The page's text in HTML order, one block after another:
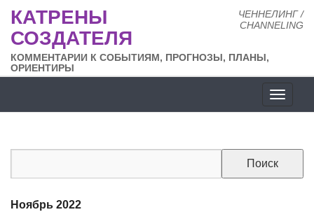
ЧЕННЕЛИНГ /
CHANNELING
КАТРЕНЫ
СОЗДАТЕЛЯ
КОММЕНТАРИИ К СОБЫТИЯМ, ПРОГНОЗЫ, ПЛАНЫ,
ОРИЕНТИРЫ
сайта
Ноябрь 2022